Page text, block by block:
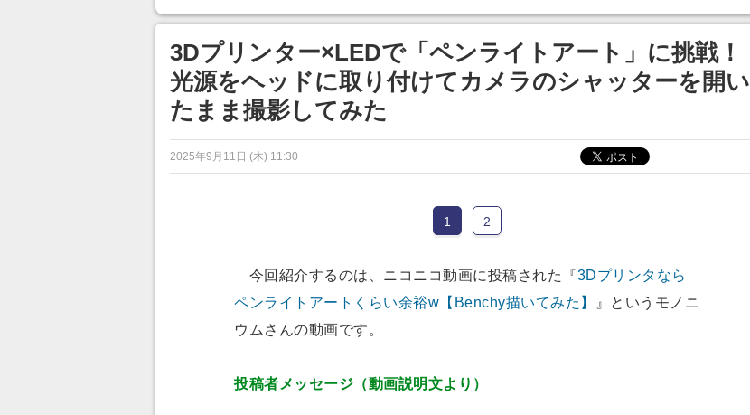
ンネルの貸し出しを利用し8/9
から1週間にわたって開催
あ」「行ってみたい」の声
3Dプリンター×LEDで「ペンライトアート」に挑戦！
光源をヘッドに取り付けてカメラのシャッターを開い
たまま撮影してみた
2025年9月11日 (木) 11:30
1 2
今回紹介するのは、ニコニコ動画に投稿された『3Dプリンタなら
ペンライトアートくらい余裕w【Benchy描いてみた】
』というモノニ
ウムさんの動画です。
投稿者メッセージ（動画説明文より）